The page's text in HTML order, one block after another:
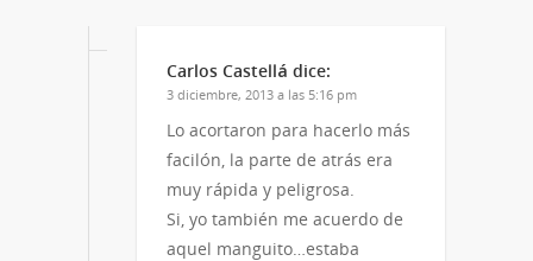
Carlos Castellá dice:
3 diciembre, 2013 a las 5:16 pm
Lo acortaron para hacerlo más
facilón, la parte de atrás era
muy rápida y peligrosa.
Si, yo también me acuerdo de
aquel manguito…estaba